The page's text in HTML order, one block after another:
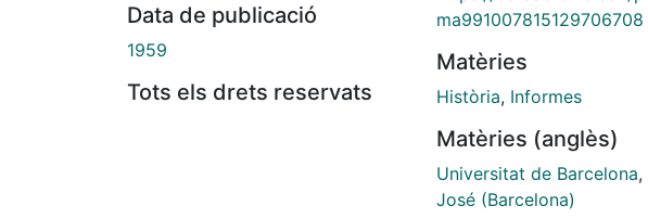
Data de publicació
1959
Tots els drets reservats
ma991007815129706708
Matèries
Història, Informes
Matèries (anglès)
Universitat de Barcelona,
José (Barcelona)